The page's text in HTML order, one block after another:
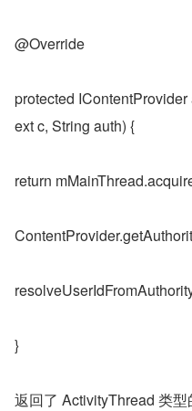
@Override
protected
ext c, String auth) {
return
}
返回了 ActivityThread 类